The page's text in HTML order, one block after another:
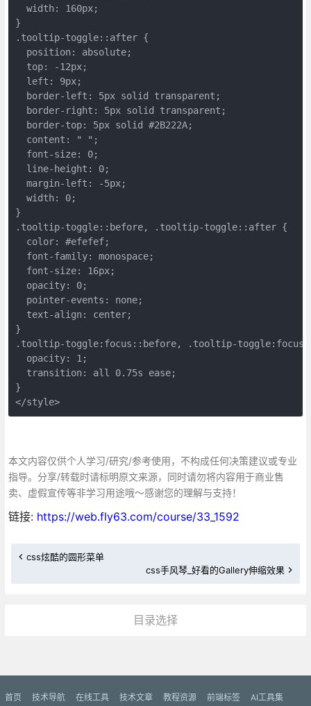
  width: 160px;
}
.tooltip-toggle::after {
  position: absolute;
  top: -12px;
  left: 9px;
  border-left: 5px solid transparent;
  border-right: 5px solid transparent;
  border-top: 5px solid #2B222A;
  content: " ";
  font-size: 0;
  line-height: 0;
  margin-left: -5px;
  width: 0;
}
.tooltip-toggle::before, .tooltip-toggle::after {
  color: #efefef;
  font-family: monospace;
  font-size: 16px;
  opacity: 0;
  pointer-events: none;
  text-align: center;
}
.tooltip-toggle:focus::before, .tooltip-
  opacity: 1;
  transition: all 0.75s ease;
}
</style>
本文内容仅供个人学习/研究/参考使用，不构成任何决策建议或专业
指导。分享/转载时请标明原文来源，同时请勿将内容用于商业售
卖、虚假宣传等非学习用途哦～感谢您的理解与支持！
链接: https://web.fly63.com/course/33_1592
css炫酷的圆形菜单
css手风琴_好看的Gallery伸缩效果
目录选择
首页 技术导航 在线工具 技术文章 教程资源 前端标签 AI工具集